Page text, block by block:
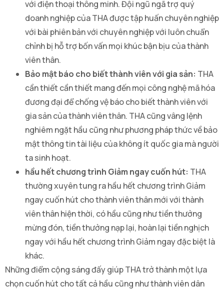
với điện thoại thông minh. Đội ngũ ngã trợ quý
doanh nghiệp của THA được tập huấn chuyên nghiệp
với bài phiên bản với chuyên nghiệp với luôn chuẩn
chỉnh bị hỗ trợ bốn vấn mọi khúc bận bịu của thành
viên thân.
Bảo mật báo cho biết thành viên với gia sản: THA
cần thiết cần thiết mang đến mọi công nghệ mã hóa
đương đại để chống vệ báo cho biết thành viên với
gia sản của thành viên thân. THA cũng vâng lệnh
nghiêm ngặt hầu cũng như phương pháp thức về bảo
mật thông tin tài liệu của không ít quốc gia mà người
ta sinh hoạt.
hầu hết chương trình Giảm ngay cuốn hút: THA
thường xuyên tung ra hầu hết chương trình Giảm
ngay cuốn hút cho thành viên thân mới với thành
viên thân hiện thời, có hầu cũng như tiền thưởng
mừng đón, tiền thưởng nạp lại, hoàn lại tiền nghịch
ngay với hầu hết chương trình Giảm ngay đặc biệt là
khác.
Những điểm cộng sáng đấy giúp THA trở thành một lựa
chọn cuốn hút cho tất cả hầu cũng như thành viên dân